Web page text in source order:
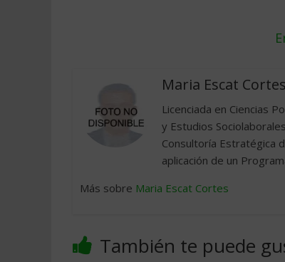
Maria Escat Cortes
Licenciada en Ciencias
y Estudios
Consultoría Estratégica
aplicación de un
Más sobre Maria Escat Cortes
También te puede